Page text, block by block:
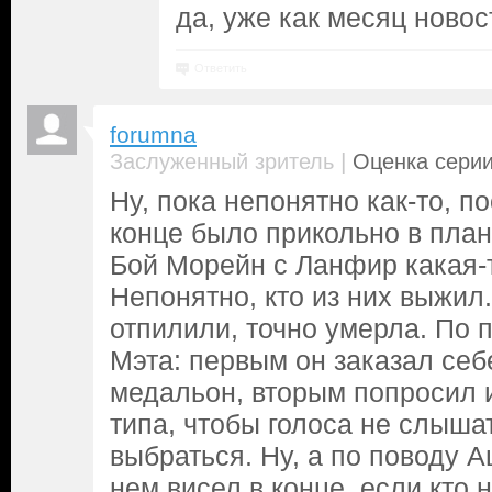
да, уже как месяц
forumna
Заслуженный зритель | Оценка
Ну, пока непонятно как-то,
конце было прикольно в
Бой Морейн с Ланфир какая-
Непонятно, кто из них
отпилили, точно умерла. По
Мэта: первым он заказал
медальон, вторым попросил
типа, чтобы голоса не
выбраться. Ну, а по поводу